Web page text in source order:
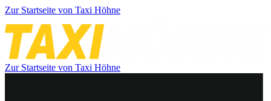
Zur Startseite von Taxi Höhne
Zur Startseite von Taxi Höhne